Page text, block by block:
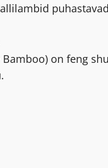
Bamboo) on feng